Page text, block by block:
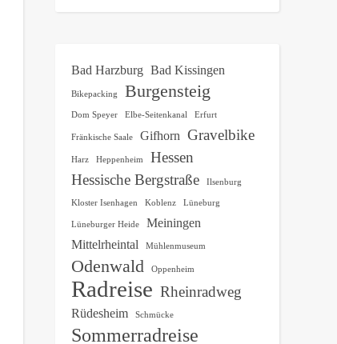
Bad Harzburg Bad Kissingen
Bikepacking Burgensteig
Dom Speyer Elbe-Seitenkanal Erfurt
Fränkische Saale Gifhorn Gravelbike
Harz Heppenheim
Hessen
Hessische Bergstraße
Ilsenburg
Kloster Isenhagen Koblenz Lüneburg
Lüneburger Heide
Meiningen
Mittelrheintal
Mühlenmuseum
Odenwald Oppenheim
Radreise Rheinradweg
Rüdesheim Schmücke
Sommerradreise